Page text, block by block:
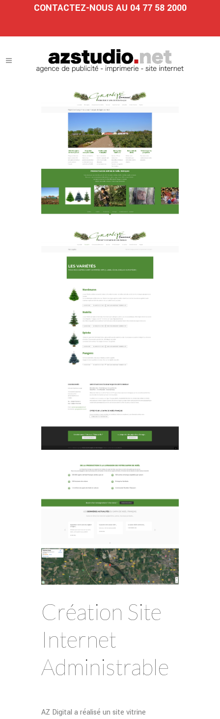
CONTACTEZ-NOUS AU 04 77 58 2000
Création Site
Internet
Administrable
AZ Digital a réalisé un site vitrine